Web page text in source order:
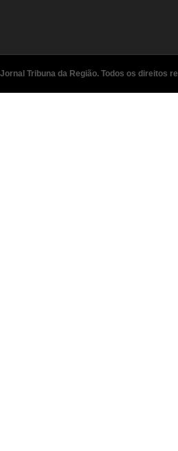
Jornal Tribuna da Região. Todos os direitos